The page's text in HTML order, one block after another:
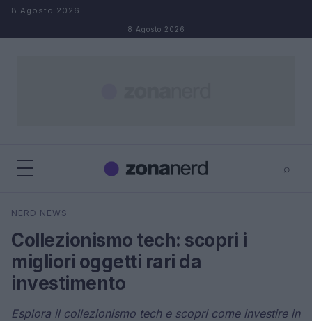
Salta al contenuto
8 Agosto 2026
8 Agosto 2026
⌕
Cerca
NERD NEWS
Collezionismo tech: scopri i
migliori oggetti rari da
investimento
Esplora il collezionismo tech e scopri come investire in